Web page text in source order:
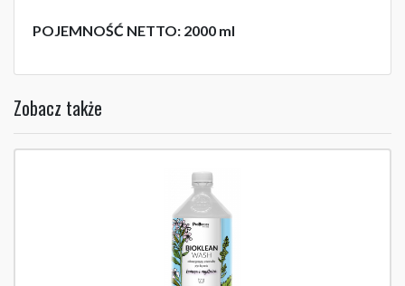
POJEMNOŚĆ NETTO: 2000 ml
Zobacz także